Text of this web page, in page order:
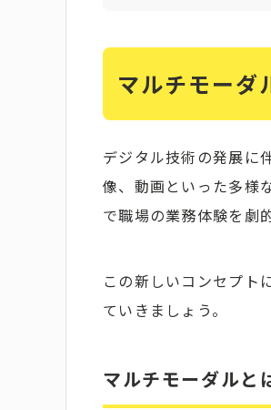
マルチモーダ
デジタル技術の発展に
像、動画といった多様
で職場の業務体験を劇
この新しいコンセプト
ていきましょう。
マルチモーダルと